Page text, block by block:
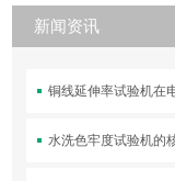
新闻资讯
铜线延伸率试验机在
水洗色牢度试验机的